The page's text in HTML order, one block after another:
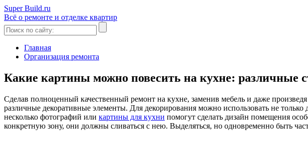
Super Build.ru
Всё о ремонте и отделке квартир
Главная
Организация ремонта
Какие картины можно повесить на кухне: различные
Сделав полноценный качественный ремонт на кухне, заменив мебель и даже
различные декоративные элементы. Для декорирования можно использовать не
несколько фотографий или картины для кухни помогут сделать дизайн помещения
конкретную зону, они должны сливаться с нею. Выделяться, но одновременно быть